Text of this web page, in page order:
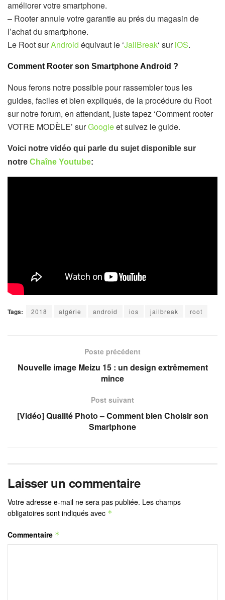
améliorer votre smartphone.
– Rooter annule votre garantie au prés du magasin de
l’achat du smartphone.
Le Root surAndroid équivaut le ‘JailBreak‘ suriOS.
Comment Rooter son Smartphone Android ?
Nous ferons notre possible pour rassembler tous les
guides, faciles et bien expliqués, de la procédure du Root
sur notre forum, en attendant, juste tapez ‘Comment rooter
VOTRE MODÈLE’ surGoogleet suivez le guide.
Voici notre vidéo qui parle du sujet disponible sur
notre Chaîne Youtube:
Tags: 2018 algérie android ios jailbreak root
Poste précédent
Nouvelle image Meizu 15 : un design extrêmement
mince
Post suivant
[Vidéo] Qualité Photo – Comment bien Choisir son
Smartphone
Laisser un commentaire
Votre adresse e-mail ne sera pas publiée. Les champs
obligatoires sont indiqués avec *
Commentaire *